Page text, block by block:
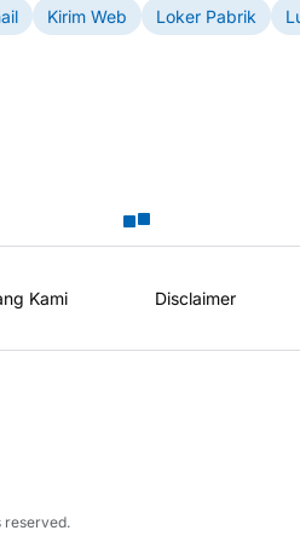
Kirim Web Loker Pabrik
Kami Disclaimer
reserved.